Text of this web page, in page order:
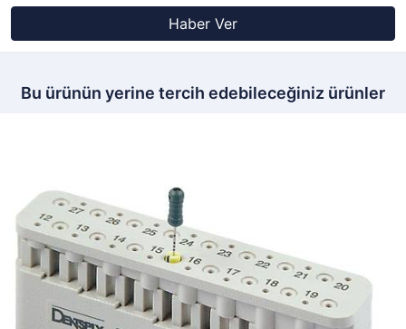
Haber Ver
Bu ürünün yerine tercih edebileceğiniz ürünler